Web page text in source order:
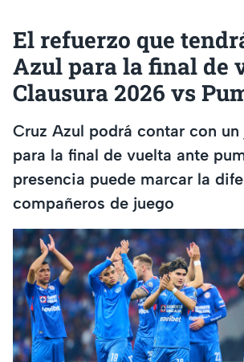
El refuerzo que
Azul para la final de
Clausura 2026 vs
Cruz Azul podrá contar con
para la final de vuelta ante
presencia puede marcar la
compañeros de juego